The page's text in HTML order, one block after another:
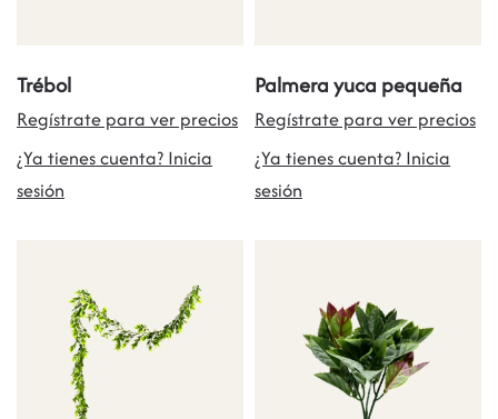
Trébol
Regístrate para ver precios
¿Ya tienes cuenta? Inicia
sesión
Palmera yuca pequeña
Regístrate para ver precios
¿Ya tienes cuenta? Inicia
sesión